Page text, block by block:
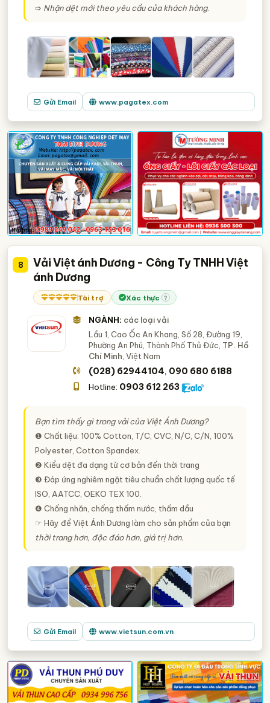
➩ Nhận dệt mới theo yêu cầu của khách hàng.
Gửi Email www.pagatex.com
8
Vải Việt ánh Dương - Công Ty TNHH Việt
ánh Dương
Tài trợ Xác thực ?
NGÀNH: các loại vải
Lầu 1, Cao Ốc An Khang, Số 28, Đường 19,
Phường An Phú, Thành Phố Thủ Đức, TP. Hồ
Chí Minh, Việt Nam
(028) 62944104, 090 680 6188
Hotline: 0903 612 263
Bạn tìm thấy gì trong vải của Việt Ánh Dương?
❶ Chất liệu: 100% Cotton, T/C, CVC, N/C, C/N, 100%
Polyester, Cotton Spandex.
❷ Kiểu dệt đa dạng từ cơ bản đến thời trang
❸ Đáp ứng nghiêm ngặt tiêu chuẩn chất lượng quốc tế
ISO, AATCC, OEKO TEX 100.
❹ Chống nhăn, chống thấm nước, thấm dầu
☞ Hãy để Việt Ánh Dương làm cho sản phẩm của bạn
thời trang hơn, độc đáo hơn, giá trị hơn.
Gửi Email www.vietsun.com.vn